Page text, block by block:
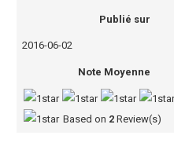
Publié sur
2016-06-02
Note Moyenne
Based on 2 Review(s)